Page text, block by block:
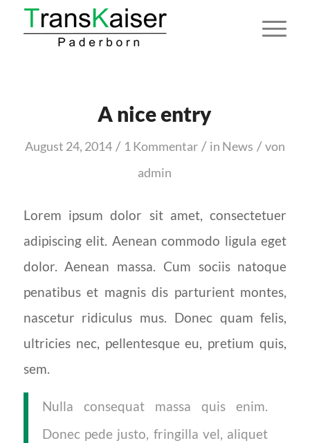
A nice entry
August 24, 2014 / 1 Kommentar / in News / von
admin
Lorem ipsum dolor sit amet, consectetuer
adipiscing elit. Aenean commodo ligula eget
dolor. Aenean massa. Cum sociis natoque
penatibus et magnis dis parturient montes,
nascetur ridiculus mus. Donec quam felis,
ultricies nec, pellentesque eu, pretium quis,
sem.
Nulla consequat massa quis enim.
Donec pede justo, fringilla vel, aliquet